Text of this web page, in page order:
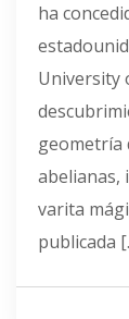
ha
University
geometría
abelianas,
varita
publicada